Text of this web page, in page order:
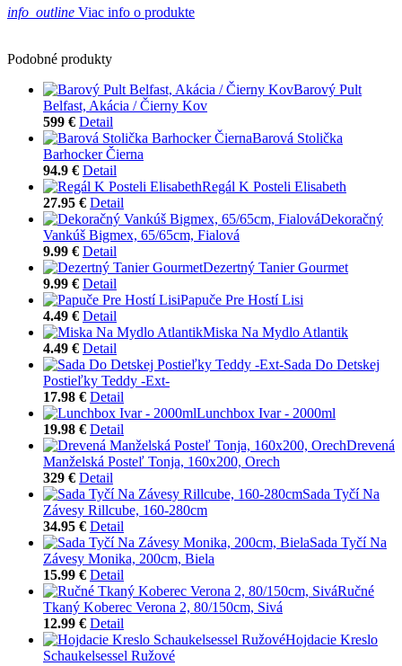
info_outline Viac info o produkte
Podobné produkty
Barový Pult
Belfast, Akácia / Čierny Kov
599 € Detail
Barová Stolička
Barhocker Čierna
94.9 € Detail
Regál K Posteli Elisabeth
27.95 € Detail
Dekoračný
Vankúš Bigmex, 65/65cm, Fialová
9.99 € Detail
Dezertný Tanier Gourmet
9.99 € Detail
Papuče Pre Hostí Lisi
4.49 € Detail
Miska Na Mydlo Atlantik
4.49 € Detail
Sada Do Detskej
Postieľky Teddy -Ext-
17.98 € Detail
Lunchbox Ivar - 2000ml
19.98 € Detail
Drevená
Manželská Posteľ Tonja, 160x200, Orech
329 € Detail
Sada Tyčí Na
Závesy Rillcube, 160-280cm
34.95 € Detail
Sada Tyčí Na
Závesy Monika, 200cm, Biela
15.99 € Detail
Ručné
Tkaný Koberec Verona 2, 80/150cm, Sivá
12.99 € Detail
Hojdacie Kreslo
Schaukelsessel Ružové